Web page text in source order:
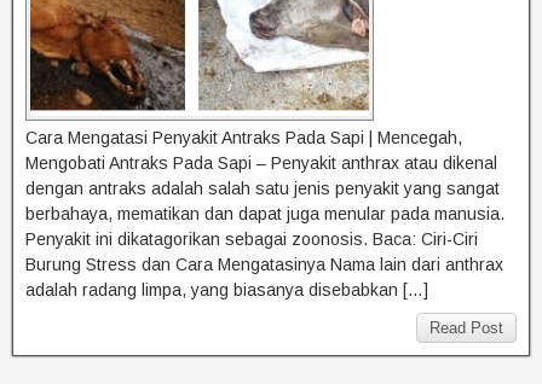
Cara Mengatasi Penyakit Antraks Pada Sapi | Mencegah,
Mengobati Antraks Pada Sapi – Penyakit anthrax atau dikenal
dengan antraks adalah salah satu jenis penyakit yang sangat
berbahaya, mematikan dan dapat juga menular pada manusia.
Penyakit ini dikatagorikan sebagai zoonosis. Baca: Ciri-Ciri
Burung Stress dan Cara Mengatasinya Nama lain dari anthrax
adalah radang limpa, yang biasanya disebabkan […]
Read Post